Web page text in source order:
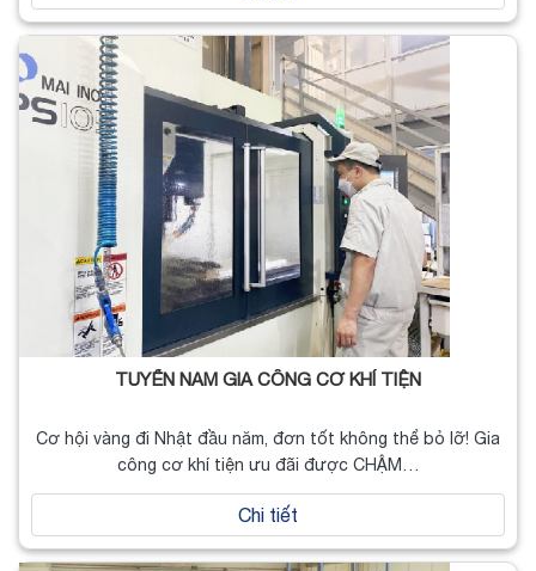
TUYỂN NAM GIA CÔNG CƠ KHÍ TIỆN
Cơ hội vàng đi Nhật đầu năm, đơn tốt không thể bỏ lỡ! Gia
công cơ khí tiện ưu đãi được CHẬM…
Chi tiết